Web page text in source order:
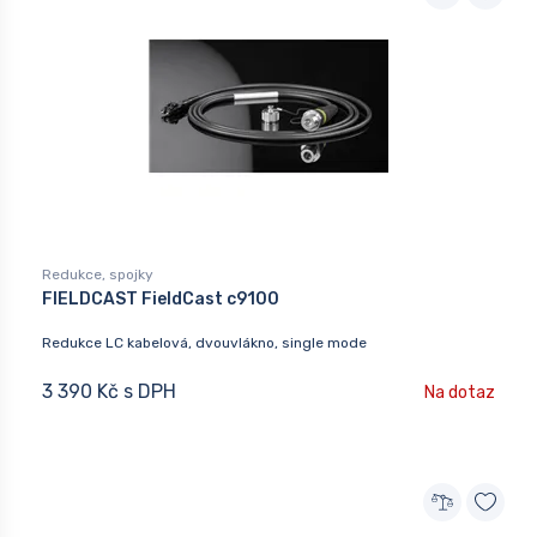
Redukce, spojky
FIELDCAST FieldCast c9100
Redukce LC kabelová, dvouvlákno, single mode
3 390 Kč s DPH Na dotaz